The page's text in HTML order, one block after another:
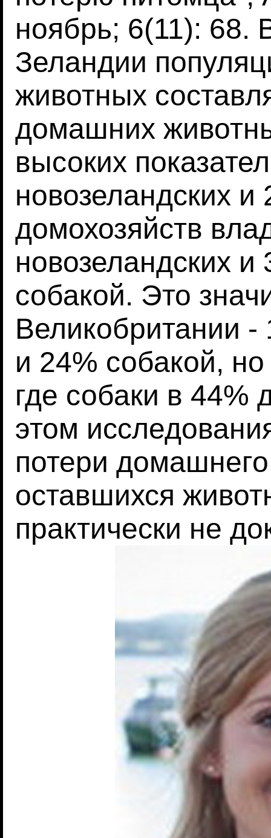
ноябрь; 6(11): 68.
Зеландии
животных
домашних
высоких
новозеландских и
домохозяйств
новозеландских и
собакой. Это
Великобритании
и 24% собакой,
где собаки в 44%
этом
потери
оставшихся
практически не